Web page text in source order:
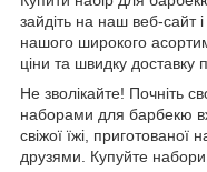
зайдіть на наш веб-сайт
нашого широкого
ціни та швидку доставку
Не зволікайте! Почніть
наборами для барбекю
свіжої їжі,
друзями. Купуйте